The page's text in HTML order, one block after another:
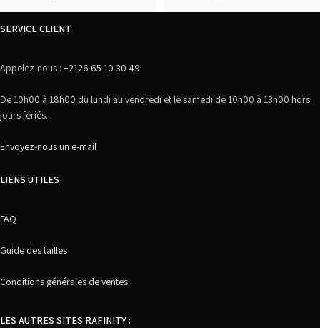
SERVICE CLIENT
Appelez-nous : +2126 65 10 30 49
De 10h00 à 18h00 du lundi au vendredi et le samedi de 10h00 à 13h00 hors
jours fériés.
Envoyez-nous un e-mail
LIENS UTILES
FAQ
Guide des tailles
Conditions générales de ventes
LES AUTRES SITES RAFINITY :